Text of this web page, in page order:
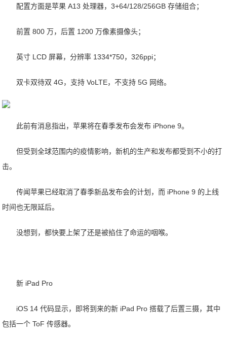
配置方面是苹果 A13 处理器，3+64/128/256GB 存储组合；
前置 800 万，后置 1200 万像素摄像头；
英寸 LCD 屏幕，分辨率 1334*750，326ppi；
双卡双待双 4G，支持 VoLTE，不支持 5G 网络。
此前有消息指出，苹果将在春季发布会发布 iPhone 9。
但受到全球范围内的疫情影响，新机的生产和发布都受到不小的打
击。
传闻苹果已经取消了春季新品发布会的计划，而 iPhone 9 的上线
时间也无限延后。
没想到，都快要上架了还是被掐住了命运的咽喉。
新 iPad Pro
iOS 14 代码显示，即将到来的新 iPad Pro 搭载了后置三摄，其中
包括一个 ToF 传感器。